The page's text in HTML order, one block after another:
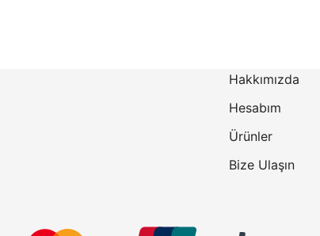
Hakkımızda
Hesabım
Ürünler
Bize Ulaşın